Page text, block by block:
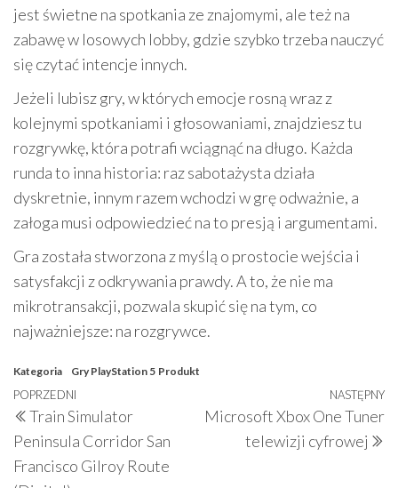
jest świetne na spotkania ze znajomymi, ale też na
zabawę w losowych lobby, gdzie szybko trzeba nauczyć
się czytać intencje innych.
Jeżeli lubisz gry, w których emocje rosną wraz z
kolejnymi spotkaniami i głosowaniami, znajdziesz tu
rozgrywkę, która potrafi wciągnąć na długo. Każda
runda to inna historia: raz sabotażysta działa
dyskretnie, innym razem wchodzi w grę odważnie, a
załoga musi odpowiedzieć na to presją i argumentami.
Gra została stworzona z myślą o prostocie wejścia i
satysfakcji z odkrywania prawdy. A to, że nie ma
mikrotransakcji, pozwala skupić się na tym, co
najważniejsze: na rozgrywce.
Kategoria Gry PlayStation 5 Produkt
Nawigacja
wpisu
Poprzedni
wpis
POPRZEDNI
Train Simulator
Peninsula Corridor San
Francisco Gilroy Route
NASTĘPNY
Microsoft Xbox One Tuner
telewizji cyfrowej